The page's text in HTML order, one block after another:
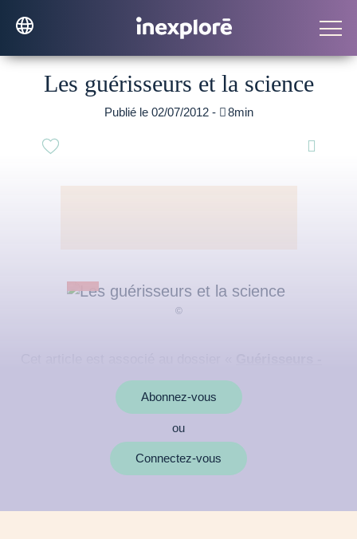
Les guérisseurs et la science
Publié le 02/07/2012 - 8min

Comment soigner autrement ?»
Abonnez-vous
ou
Connectez-vous